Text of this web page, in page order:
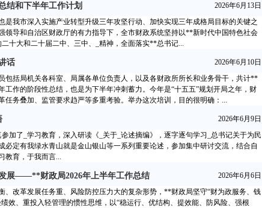
2026年6月13日
结和下半年工作计划
是我市深入实施产业转型升级三年攻坚行动、加快实现三年成格局目标的关键之
领导和自治区财政厅的有力指导下，全市财政系统坚持以**新时代中国特色社会
十大和二十届二中、三中、_精神，全面落实**总书记...
2026年6月10日
话
包括局机关各科室、局属各单位负责人，以及各财政所所长和业务骨干，共计**
工作的阶段性总结，也是为下半年冲刺蓄力。今年是“十五五”规划开局之年，财
任务叠加、监管要求趋严等多重考验。举办这次培训，目的很明确：...
2026年6月9日
加了_学习教育，深入研读《_关于_论述摘编》，逐字逐句学习_总书记关于为民
必定有我绿水青山就是金山银山等一系列重要论述，参加集中研讨交流，结合自
教育，于我而言...
2026年6月6日
展——**财政局2026年上半年工作总结
、改革发展任务重、风险防控压力大的复杂形势，**财政局坚守“财为政服务、钱
效、重投入轻管理的惯性思维，以“稳运行、优结构、提效能、防风险、强根